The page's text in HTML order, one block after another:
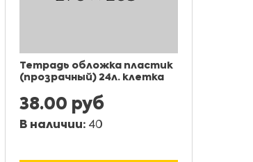
Тетрадь обложка пластик
(прозрачный) 24л. клетка
38.00 руб
В наличии: 40